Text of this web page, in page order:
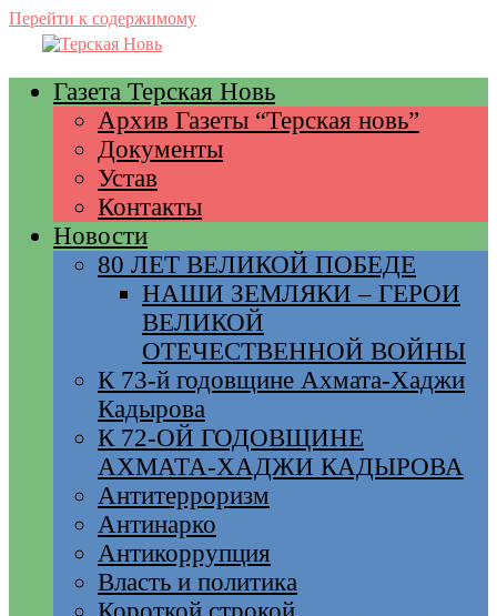
Перейти к содержимому
Газета Терская Новь
Архив Газеты “Терская новь”
Документы
Устав
Контакты
Новости
80 ЛЕТ ВЕЛИКОЙ ПОБЕДЕ
НАШИ ЗЕМЛЯКИ – ГЕРОИ
ВЕЛИКОЙ
ОТЕЧЕСТВЕННОЙ ВОЙНЫ
К 73-й годовщине Ахмата-Хаджи
Кадырова
К 72-ОЙ ГОДОВЩИНЕ
АХМАТА-ХАДЖИ КАДЫРОВА
Антитерроризм
Антинарко
Антикоррупция
Власть и политика